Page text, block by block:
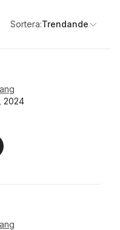
Sortera:Trendande
2024
antal röster: